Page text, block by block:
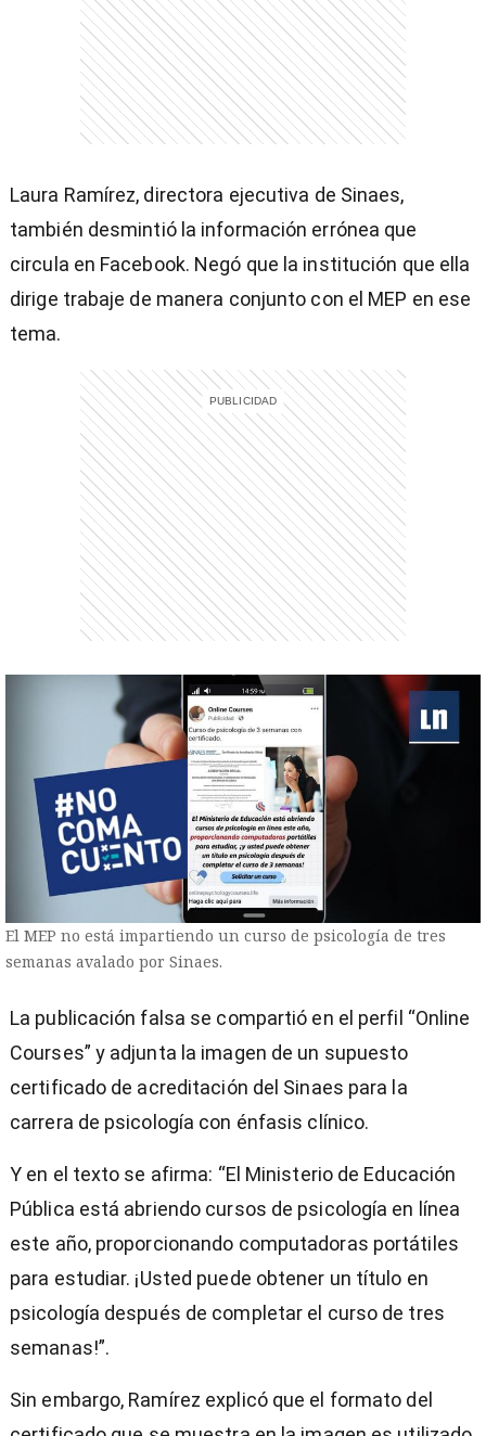
Laura Ramírez, directora ejecutiva de Sinaes,
también desmintió la información errónea que
circula en Facebook. Negó que la institución que ella
dirige trabaje de manera conjunto con el MEP en ese
tema.
El MEP no está impartiendo un curso de psicología de tres
semanas avalado por Sinaes.
La publicación falsa se compartió en el perfil “Online
Courses” y adjunta la imagen de un supuesto
certificado de acreditación del Sinaes para la
carrera de psicología con énfasis clínico.
Y en el texto se afirma: “El Ministerio de Educación
Pública está abriendo cursos de psicología en línea
este año, proporcionando computadoras portátiles
para estudiar. ¡Usted puede obtener un título en
psicología después de completar el curso de tres
semanas!”.
Sin embargo, Ramírez explicó que el formato del